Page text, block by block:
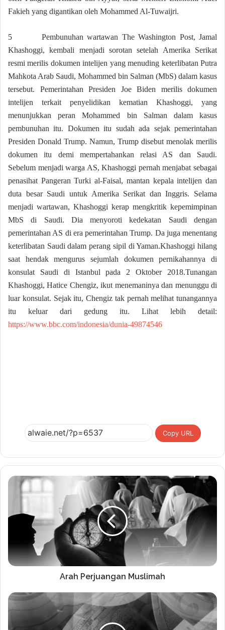
Fakieh yang digantikan oleh Mohammed Al-Tuwaijri.
5 Pembunuhan wartawan The Washington Post, Jamal
Khashoggi, kembali menjadi sorotan setelah Amerika Serikat
resmi merilis dokumen intelijen yang menuding keterlibatan Putra
Mahkota Arab Saudi, Mohammed bin Salman (MbS) dalam kasus
tersebut. Pemerintahan Presiden Joe Biden merilis dokumen
intelijen terkait penyelidikan kematian Khashoggi, yang
menunjukkan peran Mohammed bin Salman dalam kasus
pembunuhan itu. Dokumen itu sudah ada sejak pemerintahan
Presiden Donald Trump. Namun, Trump disebut menolak merilis
dokumen itu demi mempertahankan relasi AS dan Saudi.
Sebelum menjadi warga AS, Khashoggi pernah menjabat sebagai
penasihat Pangeran Turki al-Faisal, mantan kepala intelijen dan
duta besar Saudi untuk Amerika Serikat dan Inggris. Selama
menjadi wartawan, Khashoggi kerap mengkritik kepemimpinan
MbS di Saudi. Dia menyoroti kedekatan Saudi dengan
pemerintahan AS di era pemerintahan Trump. Da juga menentang
keterlibatan Saudi dalam perang sipil di Yaman.Khashoggi hilang
saat hendak mengurus sejumlah dokumen pernikahannya di
konsulat Saudi di Istanbul pada 2 Oktober 2018.Tunangan
Khashoggi, Hatice Chengiz, ikut menemaninya dan menunggu di
luar konsulat. Sejak itu, Chengiz tak pernah melihat tunangannya
itu keluar dari gedung itu. Lihat lebih detail:
https://www.bbc.com/indonesia/dunia-49874546
Copy URL
Arah Perjuangan Muslimah